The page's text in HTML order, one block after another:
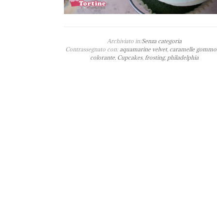
Archiviato in:Senza categoria
Contrassegnato con:aquamarine velvet, caramelle
colorante, Cupcakes, frosting, philadelphia